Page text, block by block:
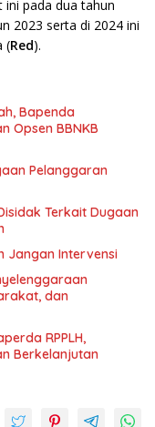
ini pada dua tahun
2023 serta di 2024 ini
(Red).
Bapenda
Opsen BBNKB
Pelanggaran
Terkait Dugaan
Jangan Intervensi
dan
RPPLH,
Berkelanjutan